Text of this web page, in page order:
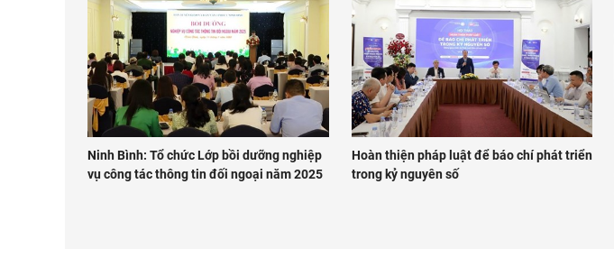
Ninh Bình: Tổ chức Lớp bồi dưỡng nghiệp
vụ công tác thông tin đối ngoại năm 2025
Hoàn thiện pháp luật để báo chí phát triển
trong kỷ nguyên số